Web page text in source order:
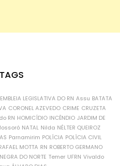
TAGS
LEGISLATIVA DO RN Assu BATATA
CORONEL AZEVEDO CRIME CRUZETA
RN HOMICÍDIO INCÊNDIO JARDIM DE
NATAL Nilda NÉLTER QUEIROZ
Parnamirim POLÍCIA POLÍCIA CIVIL
MOTTA RN ROBERTO GERMANO
DO NORTE Temer UFRN Vivaldo